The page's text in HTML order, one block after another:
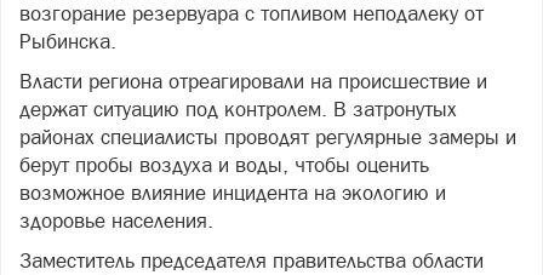
возгорание резервуара с топливом неподалеку от
Рыбинска.
Власти региона отреагировали на происшествие и
держат ситуацию под контролем. В затронутых
районах специалисты проводят регулярные замеры и
берут пробы воздуха и воды, чтобы оценить
возможное влияние инцидента на экологию и
здоровье населения.
Заместитель председателя правительства области